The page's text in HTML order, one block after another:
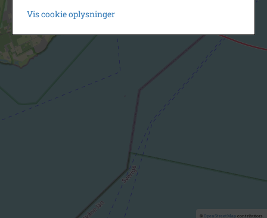
© OpenStreetMapcontributors.
Vis cookie oplysninger